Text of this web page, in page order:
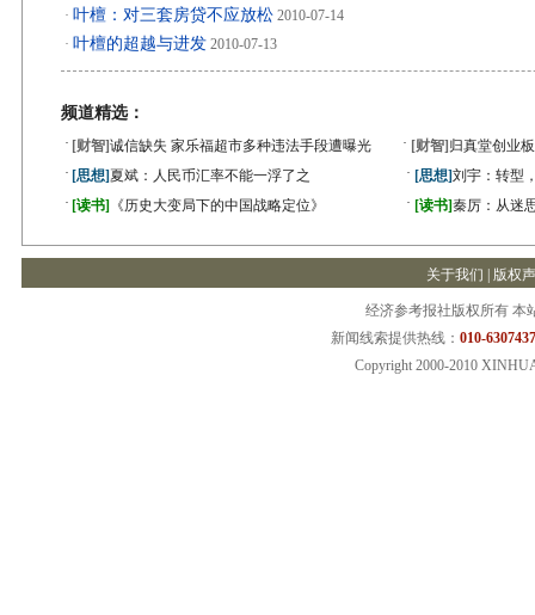
· 叶檀：对三套房贷不应放松 2010-07-14
· 叶檀的超越与进发 2010-07-13
频道精选：
· [财智]诚信缺失 家乐福超市多种违法手段遭曝光 · [财智] 归真堂创业
· [思想]夏斌：人民币汇率不能一浮了之 · [思想]刘宇：转型
· [读书] 《历史大变局下的中国战略定位》 · [读书]秦厉：从迷
关于我们 版权
经济参考报社版权所有 本
新闻线索提供热线： 010-
Copyright 2000-2010